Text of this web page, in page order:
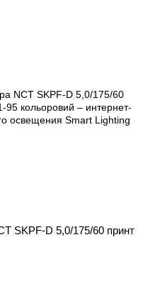
SKPF-D 5,0/175/60 принт